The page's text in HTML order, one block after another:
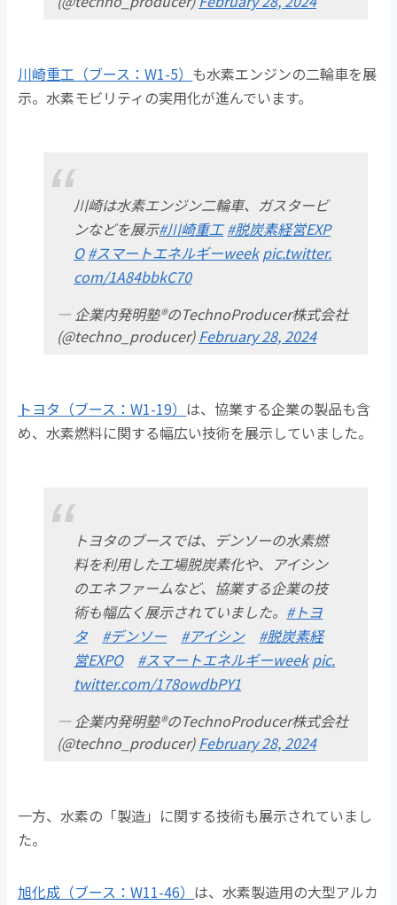
川崎重工（ブース：W1-5） も水素エンジンの二輪車を展
示。水素モビリティの実用化が進んでいます。
川崎は水素エンジン二輪車、ガスタービ
ンなどを展示#川崎重工 #脱炭素経営EXP
O #スマートエネルギーweek pic.twitter.
com/1A84bbkC70
— 企業内発明塾®のTechnoProducer株式会社
(@techno_producer)February 28, 2024
トヨタ（ブース：W1-19） は、協業する企業の製品も含
め、水素燃料に関する幅広い技術を展示していました。
トヨタのブースでは、デンソーの水素燃
料を利用した工場脱炭素化や、アイシン
のエネファームなど、協業する企業の技
術も幅広く展示されていました。 #トヨ
タ
#デンソー #アイシン
#脱炭素経
営EXPO
#スマートエネルギーweek pic.
twitter.com/178owdbPY1
— 企業内発明塾®のTechnoProducer株式会社
(@techno_producer)February 28, 2024
一方、水素の「製造」に関する技術も展示されていまし
た。
旭化成（ブース：W11-46） は、水素製造用の大型アルカ